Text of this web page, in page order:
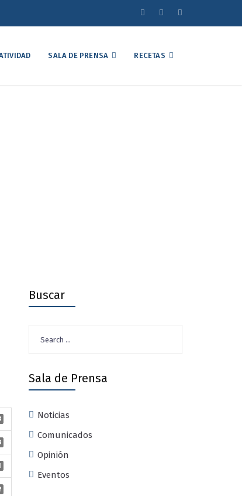
SALA DE PRENSA RECETAS
Buscar
for:
Sala de Prensa
Noticias
Comunicados
Opinión
Eventos